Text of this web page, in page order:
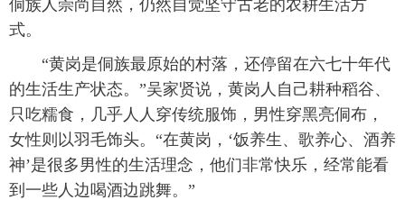
侗族人崇尚自然，仍然自觉坚守古老的农耕生活方
式。
“黄岗是侗族最原始的村落，还停留在六七十年代
的生活生产状态。”吴家贤说，黄岗人自己耕种稻谷、
只吃糯食，几乎人人穿传统服饰，男性穿黑亮侗布，
女性则以羽毛饰头。“在黄岗，‘饭养生、歌养心、酒养
神’是很多男性的生活理念，他们非常快乐，经常能看
到一些人边喝酒边跳舞。”